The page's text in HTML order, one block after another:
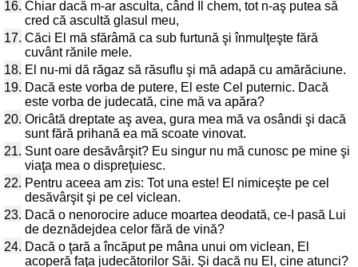
16. Chiar dacă m-ar asculta, când Îl chem, tot n-aş putea să
cred că ascultă glasul meu,
17. Căci El mă sfărâmă ca sub furtună şi înmulţeşte fără
cuvânt rănile mele.
18. El nu-mi dă răgaz să răsuflu şi mă adapă cu amărăciune.
19. Dacă este vorba de putere, El este Cel puternic. Dacă
este vorba de judecată, cine mă va apăra?
20. Oricâtă dreptate aş avea, gura mea mă va osândi şi dacă
sunt fără prihană ea mă scoate vinovat.
21. Sunt oare desăvârşit? Eu singur nu mă cunosc pe mine şi
viaţa mea o dispreţuiesc.
22. Pentru aceea am zis: Tot una este! El nimiceşte pe cel
desăvârşit şi pe cel viclean.
23. Dacă o nenorocire aduce moartea deodată, ce-I pasă Lui
de deznădejdea celor fără de vină?
24. Dacă o ţară a încăput pe mâna unui om viclean, El
acoperă faţa judecătorilor Săi. Şi dacă nu El, cine atunci?